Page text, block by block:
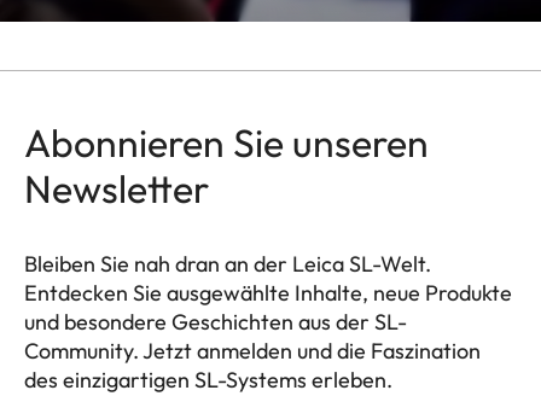
Abonnieren Sie unseren
Newsletter
Bleiben Sie nah dran an der Leica SL-Welt.
Entdecken Sie ausgewählte Inhalte, neue Produkte
und besondere Geschichten aus der SL-
Community. Jetzt anmelden und die Faszination
des einzigartigen SL-Systems erleben.